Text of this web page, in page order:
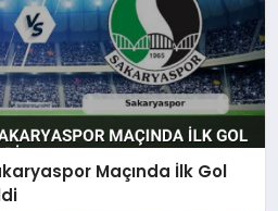
Maçında İlk Gol